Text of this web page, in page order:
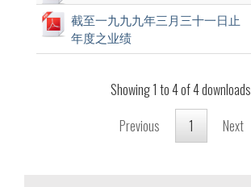
截至一九九九年三月三十一日止
年度之业绩
Showing 1 to 4 of 4 downloads
Previous
1 Next